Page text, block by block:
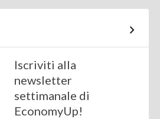
Iscriviti alla
newsletter
settimanale di
EconomyUp!